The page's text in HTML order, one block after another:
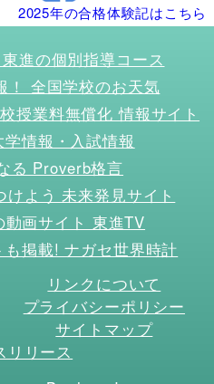
2025年の合格体験記はこちら
進の個別指導コース
！ 全国学校のお天気
授業料無償化 情報サイト
情報・入試情報
る Proverb格言
よう 未来発見サイト
画サイト 東進TV
掲載! ナガセ世界時計
リンクについて
プライバシーポリシー
サイトマップ
リリース